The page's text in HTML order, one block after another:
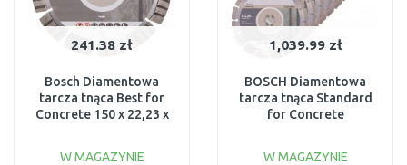
241.38 zł
Bosch Diamentowa
tarcza tnąca Best for
Concrete 150 x 22,23 x
W MAGAZYNIE
1,039.99 zł
BOSCH Diamentowa
tarcza tnąca Standard
for Concrete
W MAGAZYNIE